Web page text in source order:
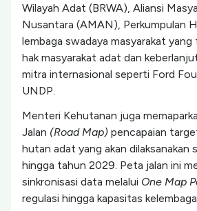
Wilayah Adat (BRWA), Aliansi
Nusantara (AMAN), Perkumpulan
lembaga swadaya masyarakat
hak masyarakat adat dan
mitra internasional seperti Ford
UNDP.
Menteri Kehutanan juga
Jalan (Road Map) pencapaian
hutan adat yang akan dilaksanakan
hingga tahun 2029. Peta jalan ini
sinkronisasi data melalui One Map
regulasi hingga kapasitas